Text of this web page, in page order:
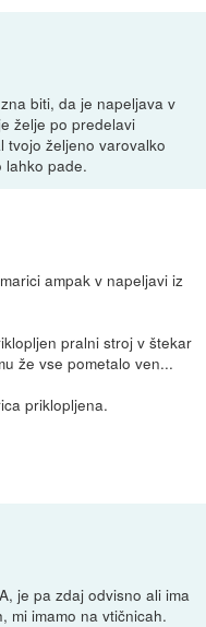
biti, da je napeljava v
želje po predelavi
tvojo željeno varovalko
lahko pade.
ampak v napeljavi iz
pralni stroj v štekar
že vse pometalo ven...
priklopljena.
je pa zdaj odvisno ali ima
mi imamo na vtičnicah.